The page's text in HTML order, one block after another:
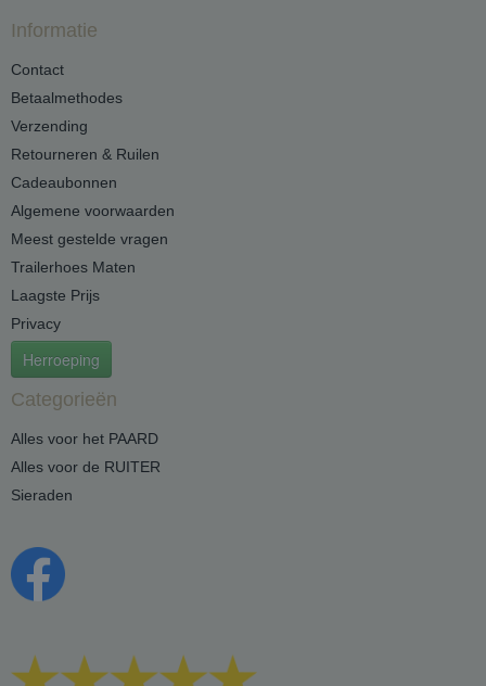
Informatie
Contact
Betaalmethodes
Verzending
Retourneren & Ruilen
Cadeaubonnen
Algemene voorwaarden
Meest gestelde vragen
Trailerhoes Maten
Laagste Prijs
Privacy
Herroeping
Categorieën
Alles voor het PAARD
Alles voor de RUITER
Sieraden